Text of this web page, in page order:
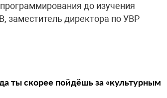
до изучения
директора по УВР
ты скорее пойдёшь за «культурным